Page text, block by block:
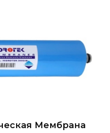
Мембрана